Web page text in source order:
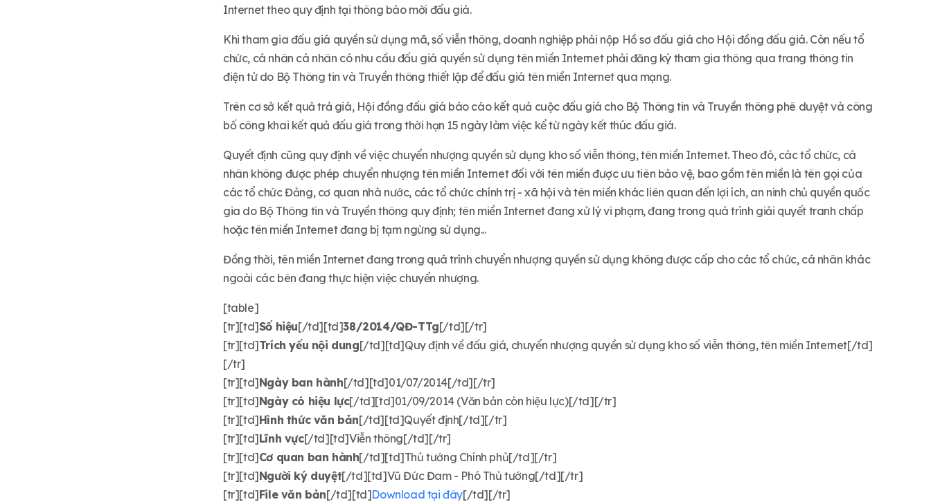
Internet theo quy định tại thông báo mời đấu giá.
Khi tham gia đấu giá quyền sử dụng mã, số viễn thông, doanh nghiệp phải nộp Hồ sơ đấu giá cho Hội đồng đấu giá. Còn nếu tổ
chức, cá nhân cá nhân có nhu cầu đấu giá quyền sử dụng tên miền Internet phải đăng ký tham gia thông qua trang thông tin
điện tử do Bộ Thông tin và Truyền thông thiết lập để đấu giá tên miền Internet qua mạng.
Trên cơ sở kết quả trả giá, Hội đồng đấu giá báo cáo kết quả cuộc đấu giá cho Bộ Thông tin và Truyền thông phê duyệt và công
bố công khai kết quả đấu giá trong thời hạn 15 ngày làm việc kể từ ngày kết thúc đấu giá.
Quyết định cũng quy định về việc chuyển nhượng quyền sử dụng kho số viễn thông, tên miền Internet. Theo đó, các tổ chức, cá
nhân không được phép chuyển nhượng tên miền Internet đối với tên miền được ưu tiên bảo vệ, bao gồm tên miền là tên gọi của
các tổ chức Đảng, cơ quan nhà nước, các tổ chức chính trị - xã hội và tên miền khác liên quan đến lợi ích, an ninh chủ quyền quốc
gia do Bộ Thông tin và Truyền thông quy định; tên miền Internet đang xử lý vi phạm, đang trong quá trình giải quyết tranh chấp
hoặc tên miền Internet đang bị tạm ngừng sử dụng...
Đồng thời, tên miền Internet đang trong quá trình chuyển nhượng quyền sử dụng không được cấp cho các tổ chức, cá nhân khác
ngoài các bên đang thực hiện việc chuyển nhượng.
[table]
[tr][td]Số hiệu[/td][td]38/2014/QĐ-TTg[/td][/tr]
[tr][td]Trích yếu nội dung[/td][td]Quy định về đấu giá, chuyển nhượng quyền sử dụng kho số viễn thông, tên miền Internet[/td]
[/tr]
[tr][td]Ngày ban hành[/td][td]01/07/2014[/td][/tr]
[tr][td]Ngày có hiệu lực[/td][td]01/09/2014 (Văn bản còn hiệu lực)[/td][/tr]
[tr][td]Hình thức văn bản[/td][td]Quyết định[/td][/tr]
[tr][td]Lĩnh vực[/td][td]Viễn thông[/td][/tr]
[tr][td]Cơ quan ban hành[/td][td]Thủ tướng Chính phủ[/td][/tr]
[tr][td]Người ký duyệt[/td][td]Vũ Đức Đam - Phó Thủ tướng[/td][/tr]
[tr][td]File văn bản[/td][td]Download tại đây[/td][/tr]